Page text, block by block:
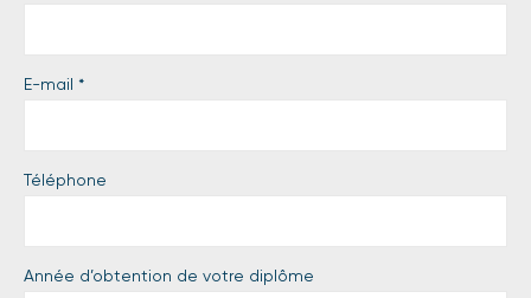
E-mail *
Téléphone
Année d’obtention de votre diplôme